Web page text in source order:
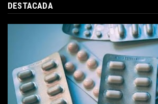
DESTACADA